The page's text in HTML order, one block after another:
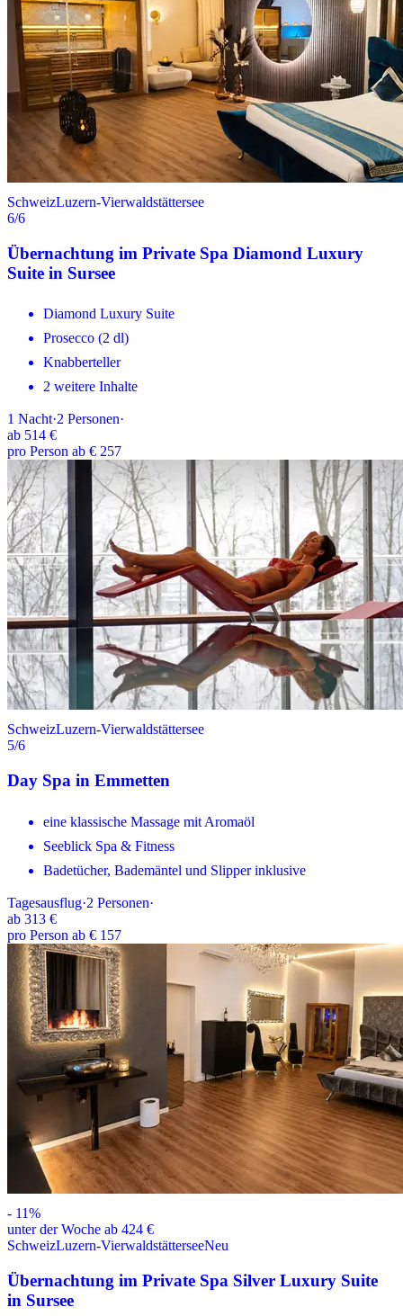
SchweizLuzern-Vierwaldstättersee
6/6
Übernachtung im Private Spa Diamond Luxury
Suite in Sursee
Diamond Luxury Suite
Prosecco (2 dl)
Knabberteller
2 weitere Inhalte
1 Nacht·2 Personen·
ab 514 €
pro Person ab € 257
SchweizLuzern-Vierwaldstättersee
5/6
Day Spa in Emmetten
eine klassische Massage mit Aromaöl
Seeblick Spa & Fitness
Badetücher, Bademäntel und Slipper inklusive
Tagesausflug·2 Personen·
ab 313 €
pro Person ab € 157
- 11%
unter der Woche ab 424 €
SchweizLuzern-VierwaldstätterseeNeu
Übernachtung im Private Spa Silver Luxury Suite
in Sursee